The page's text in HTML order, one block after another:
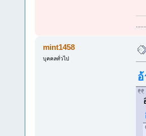
mint1458
บุคคลทั่วไป
อ้